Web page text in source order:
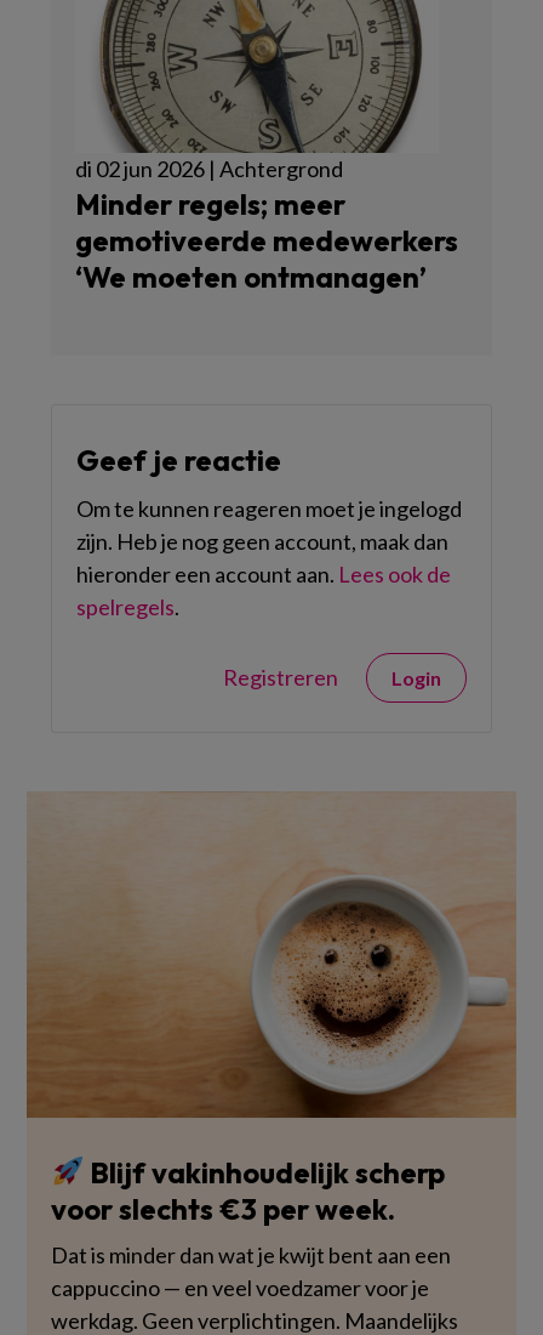
di 02 jun 2026 | Achtergrond
Minder regels; meer
gemotiveerde medewerkers
‘We moeten ontmanagen’
Geef je reactie
Om te kunnen reageren moet je ingelogd
zijn. Heb je nog geen account, maak dan
hieronder een account aan. Lees ook de
spelregels.
Registreren Login
Blijf vakinhoudelijk scherp
voor slechts €3 per week.
Dat is minder dan wat je kwijt bent aan een
cappuccino — en veel voedzamer voor je
werkdag. Geen verplichtingen. Maandelijks